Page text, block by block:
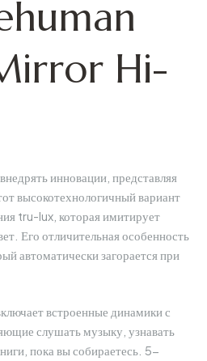
Hi-
инновации, представляя
высокотехнологичный вариант
tru-lux, которая имитирует
Его отличительная особенность
автоматически загорается при
встроенные динамики с
слушать музыку, узнавать
пока вы собираетесь. 5-